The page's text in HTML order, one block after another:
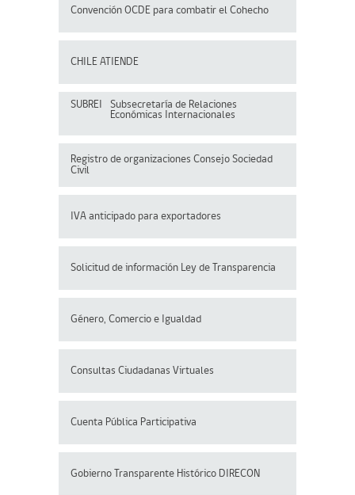
Convención OCDE para combatir el Cohecho
CHILE ATIENDE
SUBREI
Subsecretaría de Relaciones
Económicas Internacionales
Registro de organizaciones Consejo Sociedad
Civil
IVA anticipado para exportadores
Solicitud de información Ley de Transparencia
Género, Comercio e Igualdad
Consultas Ciudadanas Virtuales
Cuenta Pública Participativa
Gobierno Transparente Histórico DIRECON